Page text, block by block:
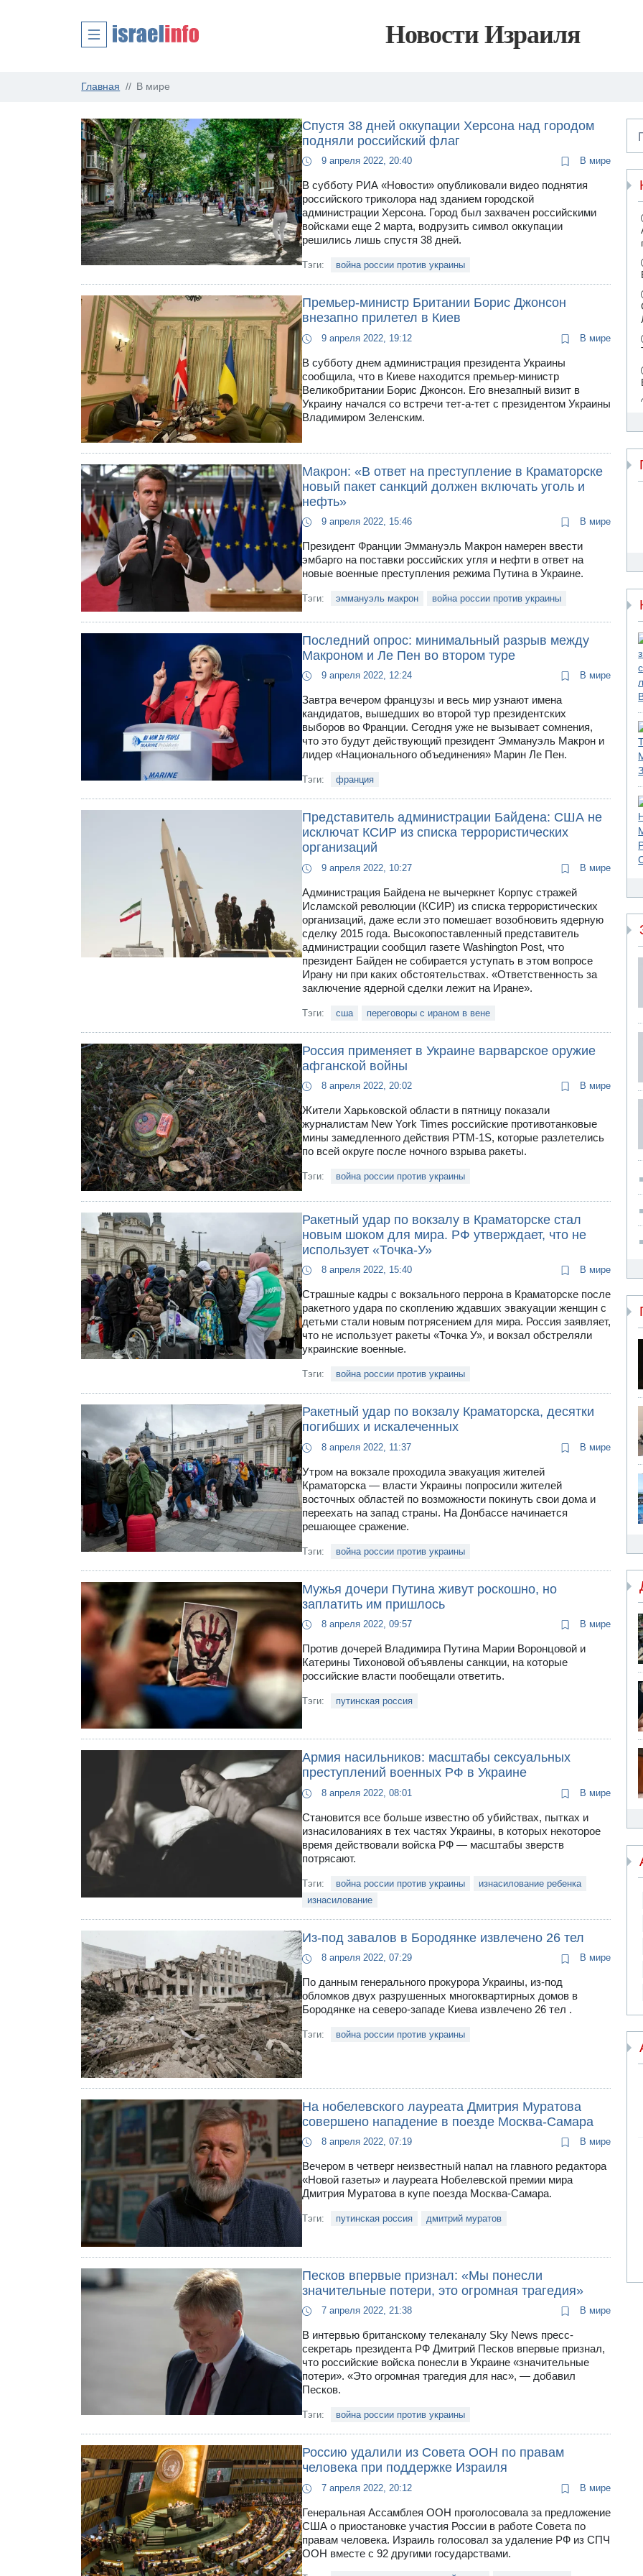
Новости Израиля
Главная В мире
Спустя 38 дней оккупации Херсона над городом
подняли российский флаг
9 апреля 2022, 20:40 В мире
В субботу РИА «Новости» опубликовали видео поднятия
российского триколора над зданием городской
администрации Херсона. Город был захвачен российскими
войсками еще 2 марта, водрузить символ оккупации
решились лишь спустя 38 дней.
Тэги: война россии против украины
Премьер-министр Британии Борис Джонсон
внезапно прилетел в Киев
9 апреля 2022, 19:12 В мире
В субботу днем администрация президента Украины
сообщила, что в Киеве находится премьер-министр
Великобритании Борис Джонсон. Его внезапный визит в
Украину начался со встречи тет-а-тет с президентом Украины
Владимиром Зеленским.
Макрон: «В ответ на преступление в Краматорске
новый пакет санкций должен включать уголь и
нефть»
9 апреля 2022, 15:46 В мире
Президент Франции Эммануэль Макрон намерен ввести
эмбарго на поставки российских угля и нефти в ответ на
новые военные преступления режима Путина в Украине.
Тэги: эммануэль макрон война россии против украины
Последний опрос: минимальный разрыв между
Макроном и Ле Пен во втором туре
9 апреля 2022, 12:24 В мире
Завтра вечером французы и весь мир узнают имена
кандидатов, вышедших во второй тур президентских
выборов во Франции. Сегодня уже не вызывает сомнения,
что это будут действующий президент Эммануэль Макрон и
лидер «Национального объединения» Марин Ле Пен.
Тэги: франция
Представитель администрации Байдена: США не
исключат КСИР из списка террористических
организаций
9 апреля 2022, 10:27 В мире
Администрация Байдена не вычеркнет Корпус стражей
Исламской революции (КСИР) из списка террористических
организаций, даже если это помешает возобновить ядерную
сделку 2015 года. Высокопоставленный представитель
администрации сообщил газете Washington Post, что
президент Байден не собирается уступать в этом вопросе
Ирану ни при каких обстоятельствах. «Ответственность за
заключение ядерной сделки лежит на Иране».
Тэги: сша переговоры с ираном в вене
Россия применяет в Украине варварское оружие
афганской войны
8 апреля 2022, 20:02 В мире
Жители Харьковской области в пятницу показали
журналистам New York Times российские противотанковые
мины замедленного действия PTM-1S, которые разлетелись
по всей округе после ночного взрыва ракеты.
Тэги: война россии против украины
Ракетный удар по вокзалу в Краматорске стал
новым шоком для мира. РФ утверждает, что не
использует «Точка-У»
8 апреля 2022, 15:40 В мире
Страшные кадры с вокзального перрона в Краматорске после
ракетного удара по скоплению ждавших эвакуации женщин с
детьми стали новым потрясением для мира. Россия заявляет,
что не использует ракеты «Точка У», и вокзал обстреляли
украинские военные.
Тэги: война россии против украины
Ракетный удар по вокзалу Краматорска, десятки
погибших и искалеченных
8 апреля 2022, 11:37 В мире
Утром на вокзале проходила эвакуация жителей
Краматорска — власти Украины попросили жителей
восточных областей по возможности покинуть свои дома и
переехать на запад страны. На Донбассе начинается
решающее сражение.
Тэги: война россии против украины
Мужья дочери Путина живут роскошно, но
заплатить им пришлось
8 апреля 2022, 09:57 В мире
Против дочерей Владимира Путина Марии Воронцовой и
Катерины Тихоновой объявлены санкции, на которые
российские власти пообещали ответить.
Тэги: путинская россия
Армия насильников: масштабы сексуальных
преступлений военных РФ в Украине
8 апреля 2022, 08:01 В мире
Становится все больше известно об убийствах, пытках и
изнасилованиях в тех частях Украины, в которых некоторое
время действовали войска РФ — масштабы зверств
потрясают.
Тэги: война россии против украины
изнасилование ребенка
изнасилование
Из-под завалов в Бородянке извлечено 26 тел
8 апреля 2022, 07:29 В мире
По данным генерального прокурора Украины, из-под
обломков двух разрушенных многоквартирных домов в
Бородянке на северо-западе Киева извлечено 26 тел .
Тэги: война россии против украины
На нобелевского лауреата Дмитрия Муратова
совершено нападение в поезде Москва-Самара
8 апреля 2022, 07:19 В мире
Вечером в четверг неизвестный напал на главного редактора
«Новой газеты» и лауреата Нобелевской премии мира
Дмитрия Муратова в купе поезда Москва-Самара.
Тэги: путинская россия дмитрий муратов
Песков впервые признал: «Мы понесли
значительные потери, это огромная трагедия»
7 апреля 2022, 21:38 В мире
В интервью британскому телеканалу Sky News пресс-
секретарь президента РФ Дмитрий Песков впервые признал,
что российские войска понесли в Украине «значительные
потери». «Это огромная трагедия для нас», — добавил
Песков.
Тэги: война россии против украины
Россию удалили из Совета ООН по правам
человека при поддержке Израиля
7 апреля 2022, 20:12 В мире
Генеральная Ассамблея ООН проголосовала за предложение
США о приостановке участия России в работе Совета по
правам человека. Израиль голосовал за удаление РФ из СПЧ
ООН вместе с 92 другими государствами.